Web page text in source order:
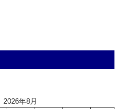
2026年8月